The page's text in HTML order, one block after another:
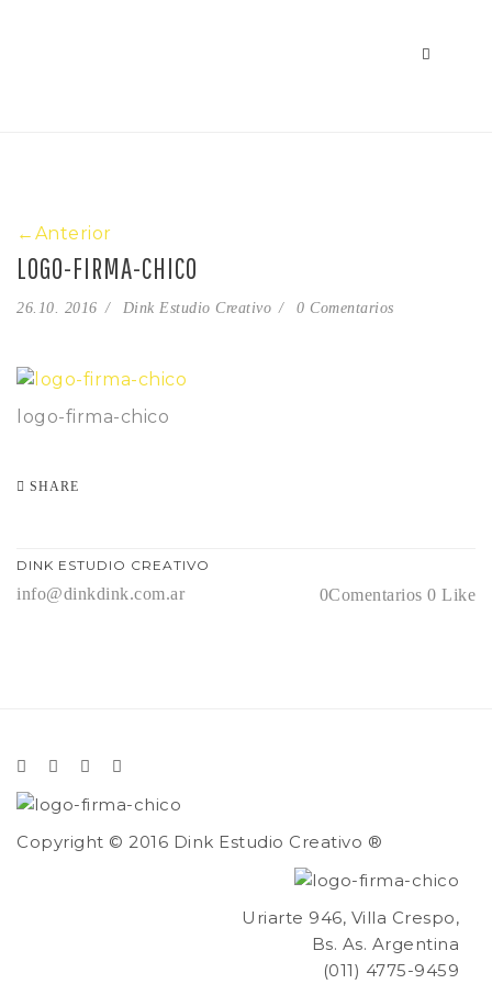
←Anterior
LOGO-FIRMA-CHICO
26.10. 2016 Dink Estudio Creativo 0 Comentarios
logo-firma-chico
SHARE
DINK ESTUDIO CREATIVO
info@dinkdink.com.ar 0Comentarios 0 Like
Copyright © 2016 Dink Estudio Creativo ®
Uriarte 946, Villa Crespo,
Bs. As. Argentina
(011) 4775-9459